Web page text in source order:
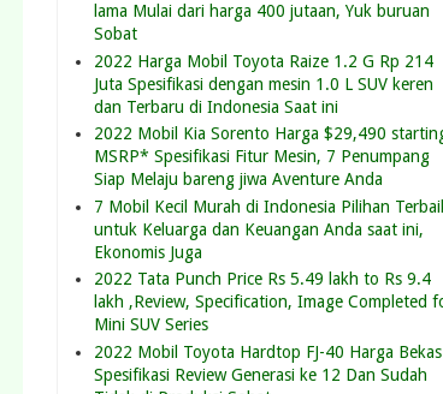
lama Mulai dari harga 400 jutaan, Yuk buruan
Sobat
2022 Harga Mobil Toyota Raize 1.2 G Rp 214
Juta Spesifikasi dengan mesin 1.0 L SUV keren
dan Terbaru di Indonesia Saat ini
2022 Mobil Kia Sorento Harga $29,490
MSRP* Spesifikasi Fitur Mesin, 7 Penumpang
Siap Melaju bareng jiwa Aventure Anda
7 Mobil Kecil Murah di Indonesia Pilihan
untuk Keluarga dan Keuangan Anda saat ini,
Ekonomis Juga
2022 Tata Punch Price Rs 5.49 lakh to Rs 9.4
lakh ,Review, Specification, Image Completed
Mini SUV Series
2022 Mobil Toyota Hardtop FJ-40 Harga Bekas
Spesifikasi Review Generasi ke 12 Dan Sudah